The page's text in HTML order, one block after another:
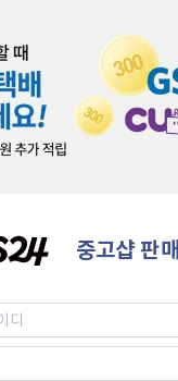
중고샵 판